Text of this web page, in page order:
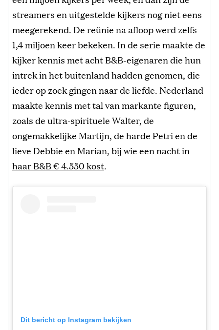
streamers en uitgestelde kijkers nog niet eens
meegerekend. De reünie na afloop werd zelfs
1,4 miljoen keer bekeken. In de serie maakte de
kijker kennis met acht B&B-eigenaren die hun
intrek in het buitenland hadden genomen, die
ieder op zoek gingen naar de liefde. Nederland
maakte kennis met tal van markante figuren,
zoals de ultra-spirituele Walter, de
ongemakkelijke Martijn, de harde Petri en de
lieve Debbie en Marian,bij wie een nacht in
haar B&B € 4.550 kost.
Dit bericht op Instagram bekijken